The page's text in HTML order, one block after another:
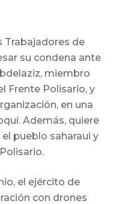
Trabajadores de
su condena ante
miembro
Frente Polisario, y
en una
Además, quiere
pueblo saharaui y
el ejército de
con drones